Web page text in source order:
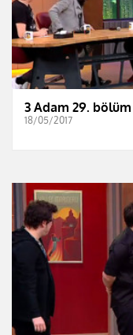
3 Adam 29. bölüm
18/05/2017